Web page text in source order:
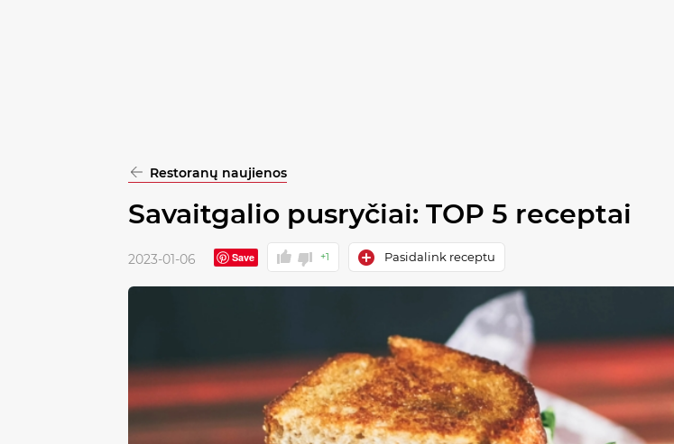
Restoranų naujienos
Savaitgalio pusryčiai: TOP 5 receptai
2023-01-06 Save +1 Pasidalink receptu